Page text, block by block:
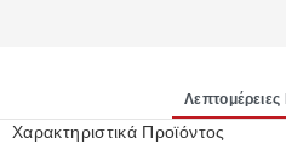
Λεπτομέρειες
Χαρακτηριστικά Προϊόντος